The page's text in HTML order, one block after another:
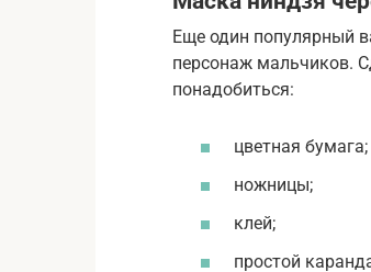
Еще один популярный
персонаж мальчиков.
понадобиться:
цветная бумага;
ножницы;
клей;
простой